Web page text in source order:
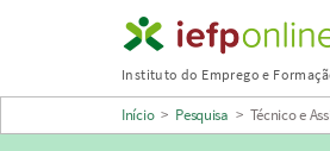
Instituto do Emprego e
Início > Pesquisa > Técnico e